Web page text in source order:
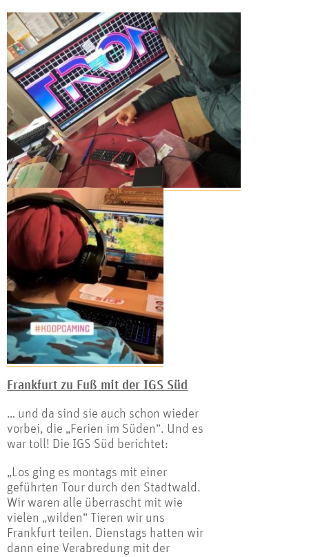
Frankfurt zu Fuß mit der IGS Süd
… und da sind sie auch schon wieder
vorbei, die „Ferien im Süden“. Und es
war toll! Die IGS Süd berichtet:
„Los ging es montags mit einer
geführten Tour durch den Stadtwald.
Wir waren alle überrascht mit wie
vielen „wilden“ Tieren wir uns
Frankfurt teilen. Dienstags hatten wir
dann eine Verabredung mit der